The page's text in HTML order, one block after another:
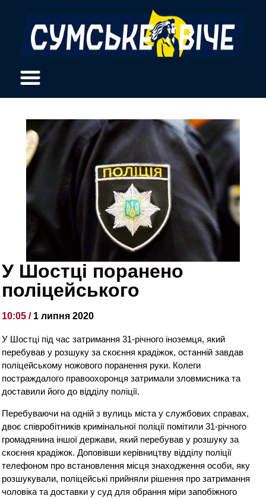
У Шостці поранено
поліцейського
10:05 / 1 липня 2020
У Шостці під час затримання 31-річного іноземця, який
перебував у розшуку за скоєння крадіжок, останній завдав
поліцейському ножового поранення руки. Колеги
постраждалого правоохоронця затримали зловмисника та
доставили його до відділу поліції.
Перебуваючи на одній з вулиць міста у службових справах,
двоє співробітників кримінальної поліції помітили 31-річного
громадянина іншої держави, який перебував у розшуку за
скоєння крадіжок. Доповівши керівництву відділу поліції
телефоном про встановлення місця знаходження особи, яку
розшукували, поліцейські прийняли рішення про затримання
чоловіка та доставки у суд для обрання міри запобіжного